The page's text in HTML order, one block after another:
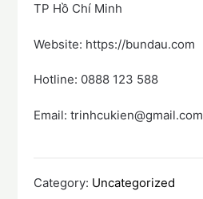
TP Hồ Chí Minh
Website: https://bundau.com
Hotline: 0888 123 588
Email: trinhcukien@gmail.com
Category: Uncategorized